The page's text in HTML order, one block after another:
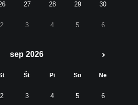
27 28 29 30
2 3 4 5 6
sep 2026
Št Pi So Ne
2 3 4 5 6